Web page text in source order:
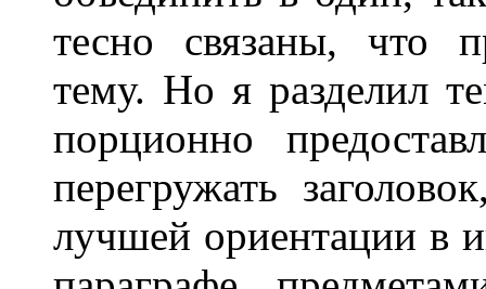
тесно связаны, что
тему. Но я разделил
порционно
перегружать
лучшей ориентации в